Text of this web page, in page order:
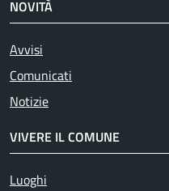
NOVITÀ
Avvisi
Comunicati
Notizie
VIVERE IL COMUNE
Luoghi